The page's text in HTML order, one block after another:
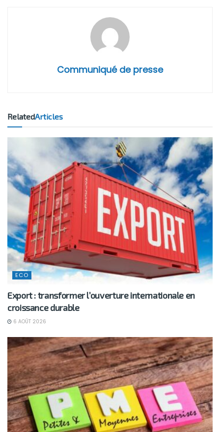
Communiqué de presse
RelatedArticles
ECO
Export : transformer l’ouverture internationale en
croissance durable
6 AOÛT 2026